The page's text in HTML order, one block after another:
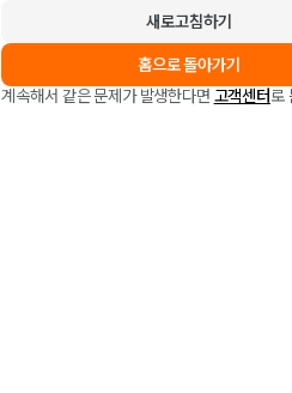
새로고침하기
홈으로 돌아가기
계속해서 같은 문제가 발생한다면 고객센터로